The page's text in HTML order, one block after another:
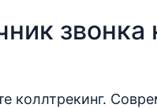
коллтрекинг.